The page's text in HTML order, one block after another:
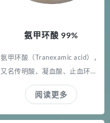
防止射线损害功效；医治支气管
氨甲环酸 99%
氨甲环酸（Tranexamic acid），
又名传明酸、凝血酸、止血环
酸，化学名称为反-4-氨甲基环己
烷甲酸，是一种有机化合物，化
阅读更多